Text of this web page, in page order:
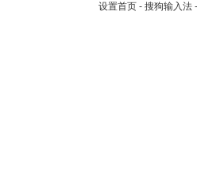
设置首页 - 搜狗输入法 -